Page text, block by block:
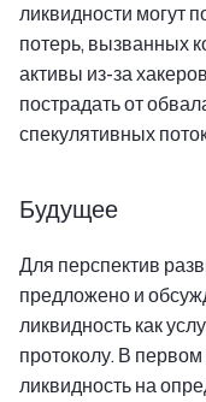
ликвидности могут
потерь, вызванных
активы из-за
пострадать от
спекулятивных
Будущее
Для перспектив
предложено и
ликвидность как
протоколу. В
ликвидность на